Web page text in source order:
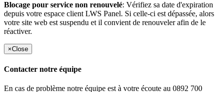
Blocage pour service non renouvelé: Vérifiez sa date d'expiration
depuis votre espace client LWS Panel. Si celle-ci est dépassée, alors
votre site web est suspendu et il convient de renouveler afin de le
réactiver.
×Close
Contacter notre équipe
En cas de problème notre équipe est à votre écoute au 0892 700